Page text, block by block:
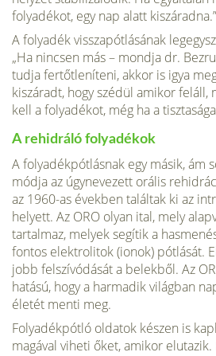
folyadékot, egy nap alatt kiszáradna.”
A folyadék visszapótlásának
„Ha nincsen más – mondja dr.
tudja fertőtleníteni, akkor is igya
kiszáradt, hogy szédül amikor
kell a folyadékot, még ha a
A rehidráló folyadékok
A folyadékpótlásnak egy másik, ám
módja az úgynevezett orális
az 1960-as években találtak ki az
helyett. Az ORO olyan ital, mely
tartalmaz, melyek segítik a
fontos elektrolitok (ionok) pótlását.
jobb fel­szívódását a belekből. Az
hatású, hogy a harmadik világ­ban
életét menti meg.
Folyadékpótló oldatok készen is
magával vi­heti őket, amikor